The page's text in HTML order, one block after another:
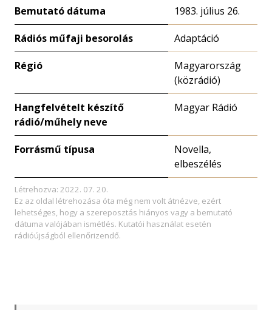
Bemutató dátuma 1983. július 26.
Rádiós műfaji besorolás Adaptáció
Régió
Magyarország
(közrádió)
Hangfelvételt készítő
rádió/műhely neve
Magyar Rádió
Forrásmű típusa
Novella,
elbeszélés
Létrehozva: 2022. 07. 20.
Ez az oldal létrehozása óta még nem volt átnézve, ezért
lehetséges, hogy a szereposztás hiányos vagy a bemutató
dátuma valójában ismétlés. Kutatói használat esetén
rádióújságból ellenőrizendő.